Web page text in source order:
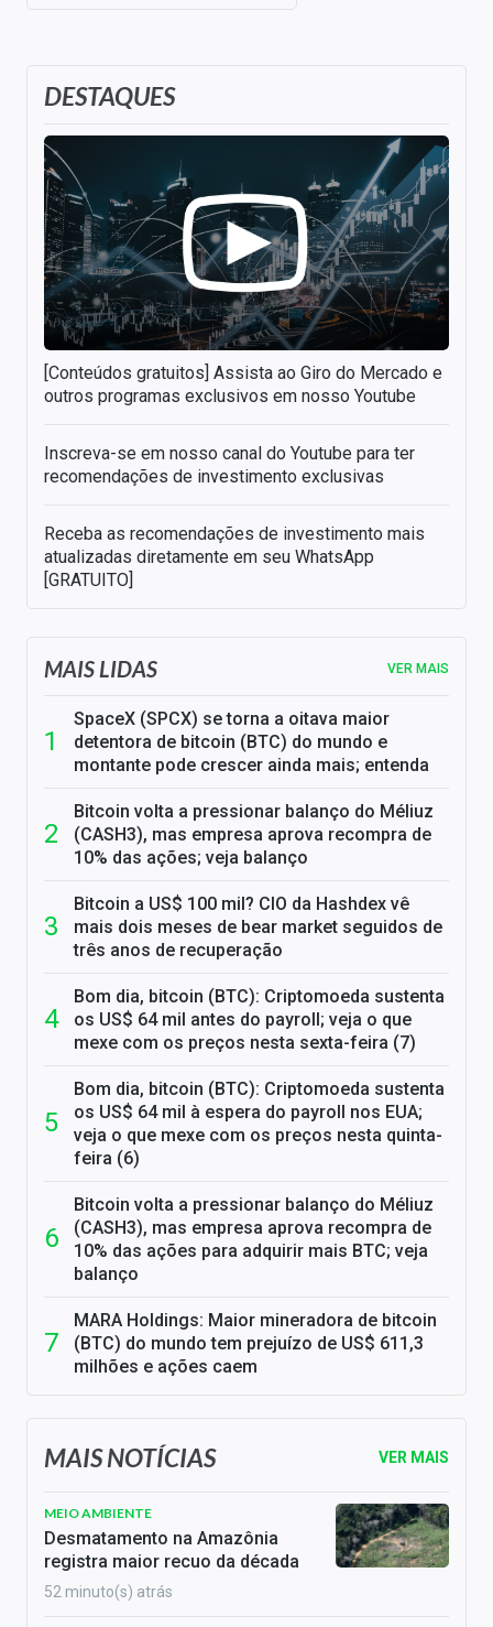
DESTAQUES
[Conteúdos gratuitos] Assista ao Giro do Mercado e
outros programas exclusivos em nosso Youtube
Inscreva-se em nosso canal do Youtube para ter
recomendações de investimento exclusivas
Receba as recomendações de investimento mais
atualizadas diretamente em seu WhatsApp
[GRATUITO]
MAIS LIDAS VER MAIS
SpaceX (SPCX) se torna a oitava maior
detentora de bitcoin (BTC) do mundo e
montante pode crescer ainda mais; entenda
Bitcoin volta a pressionar balanço do Méliuz
(CASH3), mas empresa aprova recompra de
10% das ações; veja balanço
Bitcoin a US$ 100 mil? CIO da Hashdex vê
mais dois meses de bear market seguidos de
três anos de recuperação
Bom dia, bitcoin (BTC): Criptomoeda sustenta
os US$ 64 mil antes do payroll; veja o que
mexe com os preços nesta sexta-feira (7)
Bom dia, bitcoin (BTC): Criptomoeda sustenta
os US$ 64 mil à espera do payroll nos EUA;
veja o que mexe com os preços nesta quinta-
feira (6)
Bitcoin volta a pressionar balanço do Méliuz
(CASH3), mas empresa aprova recompra de
10% das ações para adquirir mais BTC; veja
balanço
MARA Holdings: Maior mineradora de bitcoin
(BTC) do mundo tem prejuízo de US$ 611,3
milhões e ações caem
MAIS NOTÍCIAS VER MAIS
MEIO AMBIENTE
Desmatamento na Amazônia
registra maior recuo da década
52 minuto(s) atrás